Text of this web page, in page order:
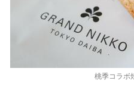
桃季コラボ